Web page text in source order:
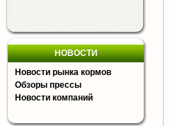
НОВОСТИ
Новости рынка кормов
Обзоры прессы
Новости компаний